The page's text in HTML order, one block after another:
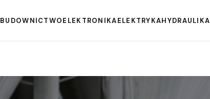
BUDOWNICTWOELEKTRONIKAELEKTRYKAHYDRAULIKA